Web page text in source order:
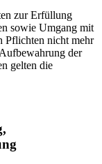
zur Erfüllung
sowie Umgang mit
Pflichten nicht mehr
der
gelten die